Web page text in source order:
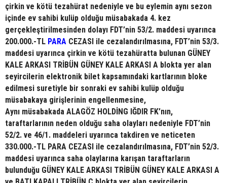
çirkin ve kötü tezahürat nedeniyle ve bu eylemin aynı sezon
içinde ev sahibi kulüp olduğu müsabakada 4. kez
gerçekleştirilmesinden dolayı FDT’nin 53/2. maddesi uyarınca
200.000.-TL PARA CEZASI ile cezalandırılmasına, FDT’nin 53/3.
maddesi uyarınca çirkin ve kötü tezahüratta bulunan GÜNEY
KALE ARKASI TRİBÜN GÜNEY KALE ARKASI A blokta yer alan
seyircilerin elektronik bilet kapsamındaki kartlarının bloke
edilmesi suretiyle bir sonraki ev sahibi kulüp olduğu
müsabakaya girişlerinin engellenmesine,
Aynı müsabakada ALAGÖZ HOLDİNG IĞDIR FK’nın,
taraftarlarının neden olduğu saha olayları nedeniyle FDT’nin
52/2. ve 46/1. maddeleri uyarınca takdiren ve neticeten
330.000.-TL PARA CEZASI ile cezalandırılmasına, FDT’nin 52/3.
maddesi uyarınca saha olaylarına karışan taraftarların
bulunduğu GÜNEY KALE ARKASI TRİBÜN GÜNEY KALE ARKASI A